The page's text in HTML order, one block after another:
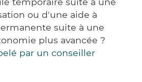
ou d'une aide à
suite à une
plus avancée ?
par un conseiller